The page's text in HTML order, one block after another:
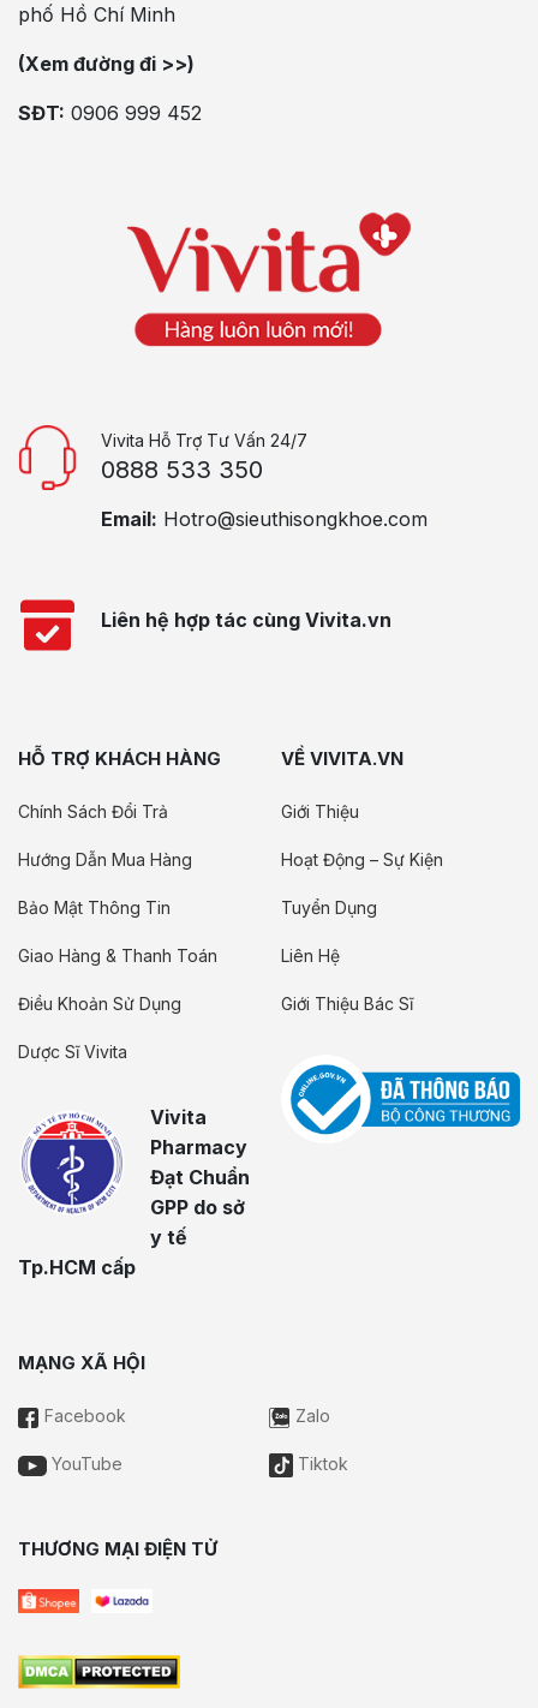
phố Hồ Chí Minh
(Xem đường đi >>)
SĐT: 0906 999 452
Vivita Hỗ Trợ Tư Vấn 24/7
0888 533 350
Email: Hotro@sieuthisongkhoe.com
Liên hệ hợp tác cùng Vivita.vn
HỖ TRỢ KHÁCH HÀNG
Chính Sách Đổi Trả
Hướng Dẫn Mua Hàng
Bảo Mật Thông Tin
Giao Hàng & Thanh Toán
Điều Khoản Sử Dụng
Dược Sĩ Vivita
Vivita
Pharmacy
Đạt Chuẩn
GPP do sở
y tế
Tp.HCM cấp
VỀ VIVITA.VN
Giới Thiệu
Hoạt Động – Sự Kiện
Tuyển Dụng
Liên Hệ
Giới Thiệu Bác Sĩ
MẠNG XÃ HỘI
Facebook Zalo
YouTube Tiktok
THƯƠNG MẠI ĐIỆN TỬ